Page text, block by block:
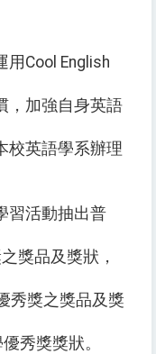
Cool English
，加強自身英語
校英語學系辦理
習活動抽出普
獎品及獎狀，
秀獎之獎品及獎
秀獎獎狀。